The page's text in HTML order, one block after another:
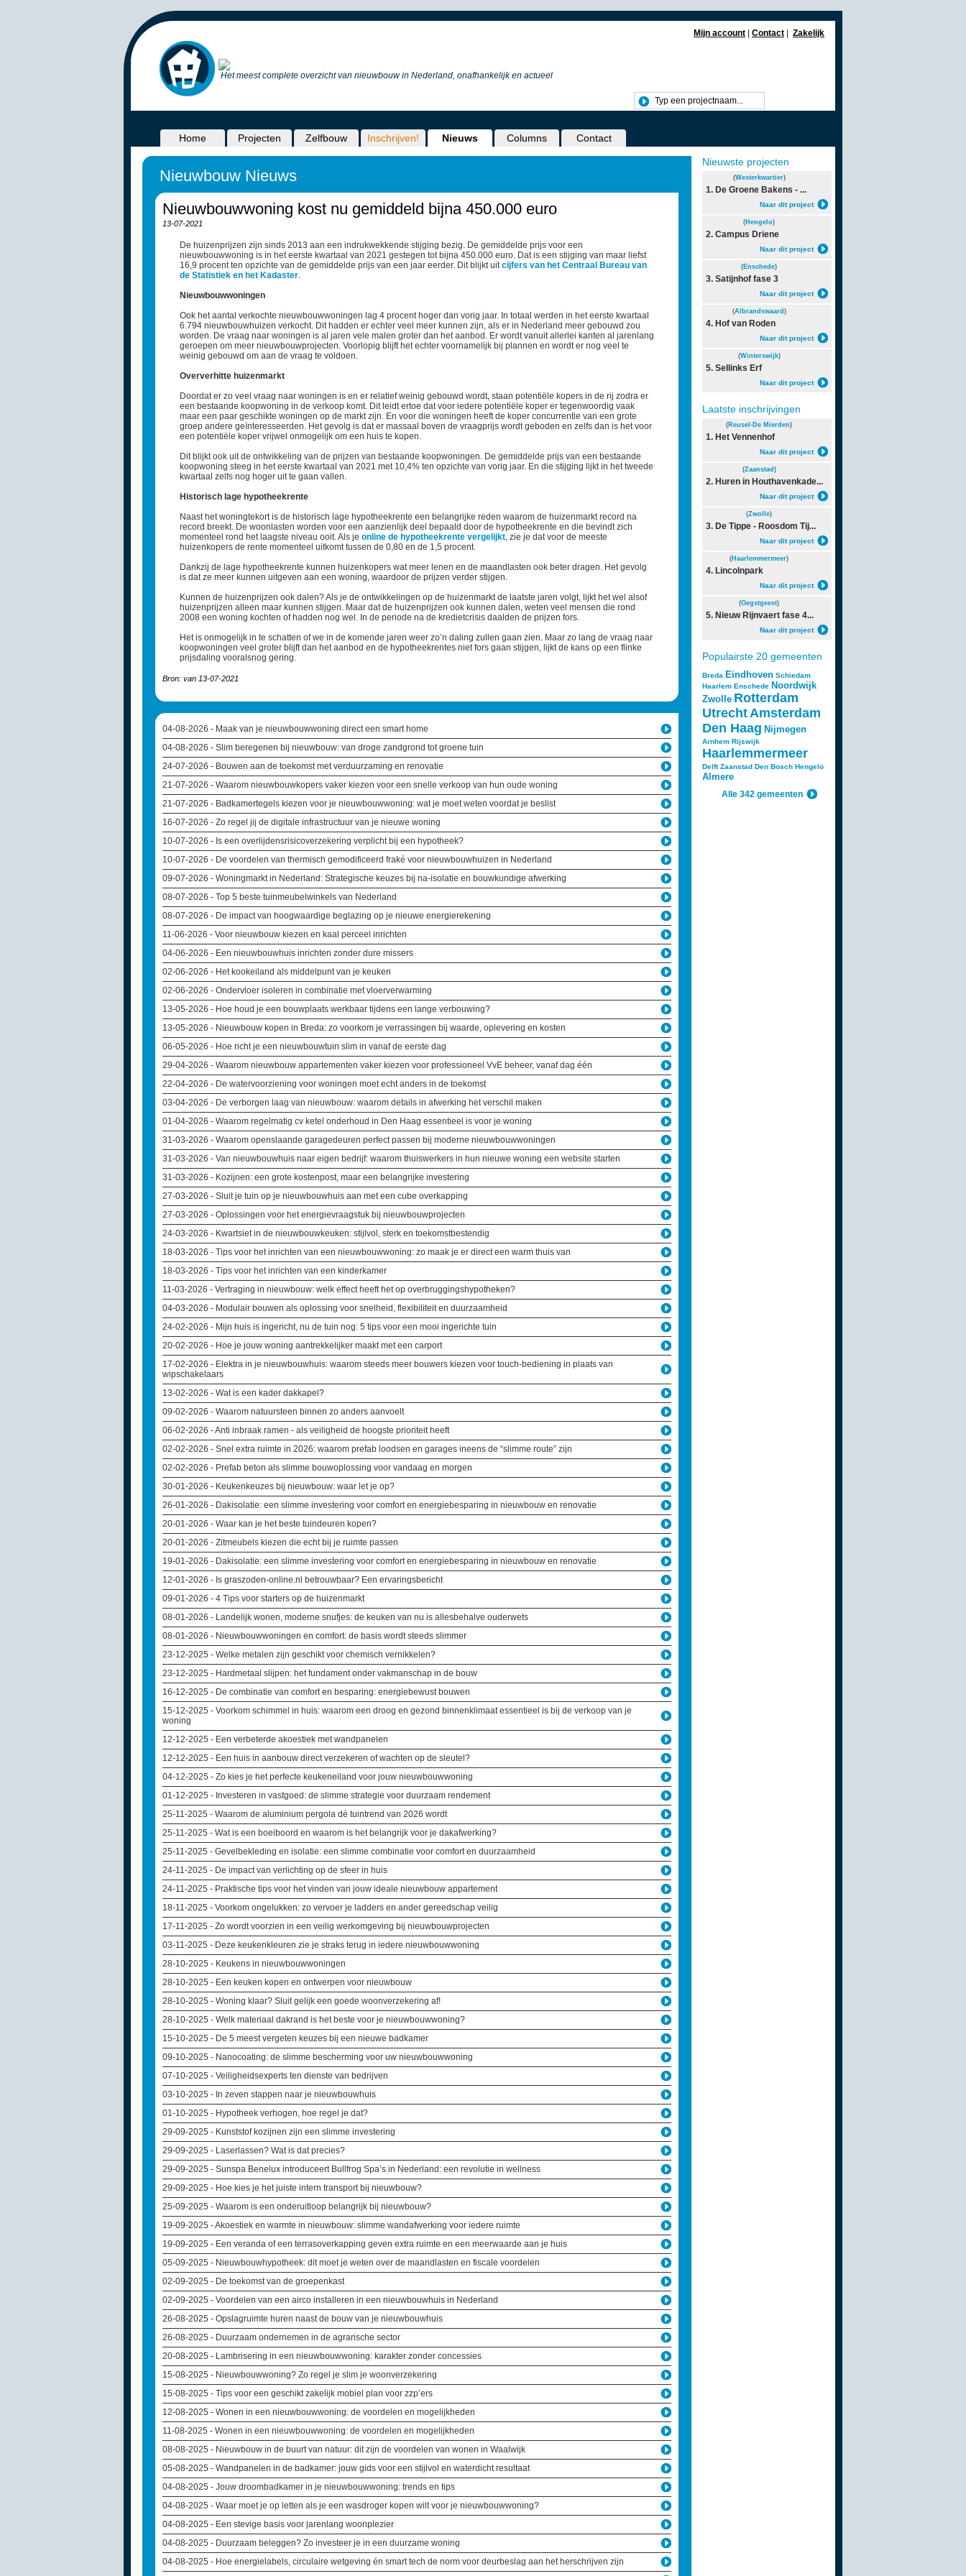
Mijn account Contact Zakelijk
Het meest complete overzicht van nieuwbouw in Nederland, onafhankelijk en actueel
Home Projecten Zelfbouw Inschrijven! Nieuws Columns Contact
Nieuwbouw Nieuws
Nieuwbouwwoning kost nu gemiddeld bijna 450.000 euro
13-07-2021
De huizenprijzen zijn sinds 2013 aan een indrukwekkende stijging bezig. De gemiddelde prijs voor een
nieuwbouwwoning is in het eerste kwartaal van 2021 gestegen tot bijna 450.000 euro. Dat is een stijging van maar liefst
16,9 procent ten opzichte van de gemiddelde prijs van een jaar eerder. Dit blijkt uitcijfers van het Centraal Bureau van
de Statistiek en het Kadaster.
Nieuwbouwwoningen
Ook het aantal verkochte nieuwbouwwoningen lag 4 procent hoger dan vorig jaar. In totaal werden in het eerste kwartaal
6.794 nieuwbouwhuizen verkocht. Dit hadden er echter veel meer kunnen zijn, als er in Nederland meer gebouwd zou
worden. De vraag naar woningen is al jaren vele malen groter dan het aanbod. Er wordt vanuit allerlei kanten al jarenlang
geroepen om meer nieuwbouwprojecten. Voorlopig blijft het echter voornamelijk bij plannen en wordt er nog veel te
weinig gebouwd om aan de vraag te voldoen.
Oververhitte huizenmarkt
Doordat er zo veel vraag naar woningen is en er relatief weinig gebouwd wordt, staan potentiële kopers in de rij zodra er
een bestaande koopwoning in de verkoop komt. Dit leidt ertoe dat voor iedere potentiële koper er tegenwoordig vaak
maar een paar geschikte woningen op de markt zijn. En voor die woningen heeft de koper concurrentie van een grote
groep andere geïnteresseerden. Het gevolg is dat er massaal boven de vraagprijs wordt geboden en zelfs dan is het voor
een potentiële koper vrijwel onmogelijk om een huis te kopen.
Dit blijkt ook uit de ontwikkeling van de prijzen van bestaande koopwoningen. De gemiddelde prijs van een bestaande
koopwoning steeg in het eerste kwartaal van 2021 met 10,4% ten opzichte van vorig jaar. En die stijging lijkt in het tweede
kwartaal zelfs nog hoger uit te gaan vallen.
Historisch lage hypotheekrente
Naast het woningtekort is de historisch lage hypotheekrente een belangrijke reden waarom de huizenmarkt record na
record breekt. De woonlasten worden voor een aanzienlijk deel bepaald door de hypotheekrente en die bevindt zich
momenteel rond het laagste niveau ooit. Als je online de hypotheekrente vergelijkt, zie je dat voor de meeste
huizenkopers de rente momenteel uitkomt tussen de 0,80 en de 1,5 procent.
Dankzij de lage hypotheekrente kunnen huizenkopers wat meer lenen en de maandlasten ook beter dragen. Het gevolg
is dat ze meer kunnen uitgeven aan een woning, waardoor de prijzen verder stijgen.
Kunnen de huizenprijzen ook dalen? Als je de ontwikkelingen op de huizenmarkt de laatste jaren volgt, lijkt het wel alsof
huizenprijzen alleen maar kunnen stijgen. Maar dat de huizenprijzen ook kunnen dalen, weten veel mensen die rond
2008 een woning kochten of hadden nog wel. In de periode na de kredietcrisis daalden de prijzen fors.
Het is onmogelijk in te schatten of we in de komende jaren weer zo’n daling zullen gaan zien. Maar zo lang de vraag naar
koopwoningen veel groter blijft dan het aanbod en de hypotheekrentes niet fors gaan stijgen, lijkt de kans op een flinke
prijsdaling vooralsnog gering.
Bron: van 13-07-2021
04-08-2026 - Maak van je nieuwbouwwoning direct een smart home
04-08-2026 - Slim beregenen bij nieuwbouw: van droge zandgrond tot groene tuin
24-07-2026 - Bouwen aan de toekomst met verduurzaming en renovatie
21-07-2026 - Waarom nieuwbouwkopers vaker kiezen voor een snelle verkoop van hun oude woning
21-07-2026 - Badkamertegels kiezen voor je nieuwbouwwoning: wat je moet weten voordat je beslist
16-07-2026 - Zo regel jij de digitale infrastructuur van je nieuwe woning
10-07-2026 - Is een overlijdensrisicoverzekering verplicht bij een hypotheek?
10-07-2026 - De voordelen van thermisch gemodificeerd fraké voor nieuwbouwhuizen in Nederland
09-07-2026 - Woningmarkt in Nederland: Strategische keuzes bij na-isolatie en bouwkundige afwerking
08-07-2026 - Top 5 beste tuinmeubelwinkels van Nederland
08-07-2026 - De impact van hoogwaardige beglazing op je nieuwe energierekening
11-06-2026 - Voor nieuwbouw kiezen en kaal perceel inrichten
04-06-2026 - Een nieuwbouwhuis inrichten zonder dure missers
02-06-2026 - Het kookeiland als middelpunt van je keuken
02-06-2026 - Ondervloer isoleren in combinatie met vloerverwarming
13-05-2026 - Hoe houd je een bouwplaats werkbaar tijdens een lange verbouwing?
13-05-2026 - Nieuwbouw kopen in Breda: zo voorkom je verrassingen bij waarde, oplevering en kosten
06-05-2026 - Hoe richt je een nieuwbouwtuin slim in vanaf de eerste dag
29-04-2026 - Waarom nieuwbouw appartementen vaker kiezen voor professioneel VvE beheer, vanaf dag één
22-04-2026 - De watervoorziening voor woningen moet echt anders in de toekomst
03-04-2026 - De verborgen laag van nieuwbouw: waarom details in afwerking het verschil maken
01-04-2026 - Waarom regelmatig cv ketel onderhoud in Den Haag essentieel is voor je woning
31-03-2026 - Waarom openslaande garagedeuren perfect passen bij moderne nieuwbouwwoningen
31-03-2026 - Van nieuwbouwhuis naar eigen bedrijf: waarom thuiswerkers in hun nieuwe woning een website starten
31-03-2026 - Kozijnen: een grote kostenpost, maar een belangrijke investering
27-03-2026 - Sluit je tuin op je nieuwbouwhuis aan met een cube overkapping
27-03-2026 - Oplossingen voor het energievraagstuk bij nieuwbouwprojecten
24-03-2026 - Kwartsiet in de nieuwbouwkeuken: stijlvol, sterk en toekomstbestendig
18-03-2026 - Tips voor het inrichten van een nieuwbouwwoning: zo maak je er direct een warm thuis van
18-03-2026 - Tips voor het inrichten van een kinderkamer
11-03-2026 - Vertraging in nieuwbouw: welk effect heeft het op overbruggingshypotheken?
04-03-2026 - Modulair bouwen als oplossing voor snelheid, flexibiliteit en duurzaamheid
24-02-2026 - Mijn huis is ingericht, nu de tuin nog: 5 tips voor een mooi ingerichte tuin
20-02-2026 - Hoe je jouw woning aantrekkelijker maakt met een carport
17-02-2026 - Elektra in je nieuwbouwhuis: waarom steeds meer bouwers kiezen voor touch-bediening in plaats van
wipschakelaars
13-02-2026 - Wat is een kader dakkapel?
09-02-2026 - Waarom natuursteen binnen zo anders aanvoelt
06-02-2026 - Anti inbraak ramen - als veiligheid de hoogste prioriteit heeft
02-02-2026 - Snel extra ruimte in 2026: waarom prefab loodsen en garages ineens de “slimme route” zijn
02-02-2026 - Prefab beton als slimme bouwoplossing voor vandaag en morgen
30-01-2026 - Keukenkeuzes bij nieuwbouw: waar let je op?
26-01-2026 - Dakisolatie: een slimme investering voor comfort en energiebesparing in nieuwbouw en renovatie
20-01-2026 - Waar kan je het beste tuindeuren kopen?
20-01-2026 - Zitmeubels kiezen die echt bij je ruimte passen
19-01-2026 - Dakisolatie: een slimme investering voor comfort en energiebesparing in nieuwbouw en renovatie
12-01-2026 - Is graszoden-online.nl betrouwbaar? Een ervaringsbericht
09-01-2026 - 4 Tips voor starters op de huizenmarkt
08-01-2026 - Landelijk wonen, moderne snufjes: de keuken van nu is allesbehalve ouderwets
08-01-2026 - Nieuwbouwwoningen en comfort: de basis wordt steeds slimmer
23-12-2025 - Welke metalen zijn geschikt voor chemisch vernikkelen?
23-12-2025 - Hardmetaal slijpen: het fundament onder vakmanschap in de bouw
16-12-2025 - De combinatie van comfort en besparing: energiebewust bouwen
15-12-2025 - Voorkom schimmel in huis: waarom een droog en gezond binnenklimaat essentieel is bij de verkoop van je
woning
12-12-2025 - Een verbeterde akoestiek met wandpanelen
12-12-2025 - Een huis in aanbouw direct verzekeren of wachten op de sleutel?
04-12-2025 - Zo kies je het perfecte keukeneiland voor jouw nieuwbouwwoning
01-12-2025 - Investeren in vastgoed: de slimme strategie voor duurzaam rendement
25-11-2025 - Waarom de aluminium pergola dé tuintrend van 2026 wordt
25-11-2025 - Wat is een boeiboord en waarom is het belangrijk voor je dakafwerking?
25-11-2025 - Gevelbekleding en isolatie: een slimme combinatie voor comfort en duurzaamheid
24-11-2025 - De impact van verlichting op de sfeer in huis
24-11-2025 - Praktische tips voor het vinden van jouw ideale nieuwbouw appartement
18-11-2025 - Voorkom ongelukken: zo vervoer je ladders en ander gereedschap veilig
17-11-2025 - Zo wordt voorzien in een veilig werkomgeving bij nieuwbouwprojecten
03-11-2025 - Deze keukenkleuren zie je straks terug in iedere nieuwbouwwoning
28-10-2025 - Keukens in nieuwbouwwoningen
28-10-2025 - Een keuken kopen en ontwerpen voor nieuwbouw
28-10-2025 - Woning klaar? Sluit gelijk een goede woonverzekering af!
28-10-2025 - Welk materiaal dakrand is het beste voor je nieuwbouwwoning?
15-10-2025 - De 5 meest vergeten keuzes bij een nieuwe badkamer
09-10-2025 - Nanocoating: de slimme bescherming voor uw nieuwbouwwoning
07-10-2025 - Veiligheidsexperts ten dienste van bedrijven
03-10-2025 - In zeven stappen naar je nieuwbouwhuis
01-10-2025 - Hypotheek verhogen, hoe regel je dat?
29-09-2025 - Kunststof kozijnen zijn een slimme investering
29-09-2025 - Laserlassen? Wat is dat precies?
29-09-2025 - Sunspa Benelux introduceert Bullfrog Spa’s in Nederland: een revolutie in wellness
29-09-2025 - Hoe kies je het juiste intern transport bij nieuwbouw?
25-09-2025 - Waarom is een onderuitloop belangrijk bij nieuwbouw?
19-09-2025 - Akoestiek en warmte in nieuwbouw: slimme wandafwerking voor iedere ruimte
19-09-2025 - Een veranda of een terrasoverkapping geven extra ruimte en een meerwaarde aan je huis
05-09-2025 - Nieuwbouwhypotheek: dit moet je weten over de maandlasten en fiscale voordelen
02-09-2025 - De toekomst van de groepenkast
02-09-2025 - Voordelen van een airco installeren in een nieuwbouwhuis in Nederland
26-08-2025 - Opslagruimte huren naast de bouw van je nieuwbouwhuis
26-08-2025 - Duurzaam ondernemen in de agrarische sector
20-08-2025 - Lambrisering in een nieuwbouwwoning: karakter zonder concessies
15-08-2025 - Nieuwbouwwoning? Zo regel je slim je woonverzekering
15-08-2025 - Tips voor een geschikt zakelijk mobiel plan voor zzp’ers
12-08-2025 - Wonen in een nieuwbouwwoning: de voordelen en mogelijkheden
11-08-2025 - Wonen in een nieuwbouwwoning: de voordelen en mogelijkheden
08-08-2025 - Nieuwbouw in de buurt van natuur: dit zijn de voordelen van wonen in Waalwijk
05-08-2025 - Wandpanelen in de badkamer: jouw gids voor een stijlvol en waterdicht resultaat
04-08-2025 - Jouw droombadkamer in je nieuwbouwwoning: trends en tips
04-08-2025 - Waar moet je op letten als je een wasdroger kopen wilt voor je nieuwbouwwoning?
04-08-2025 - Een stevige basis voor jarenlang woonplezier
04-08-2025 - Duurzaam beleggen? Zo investeer je in een duurzame woning
04-08-2025 - Hoe energielabels, circulaire wetgeving én smart tech de norm voor deurbeslag aan het herschrijven zijn
Nieuwste projecten
(Westerkwartier)
1. De Groene Bakens - ...
Naar dit project
( Hengelo)
2. Campus Driene
Naar dit project
( Enschede)
3. Satijnhof fase 3
Naar dit project
(Albrandswaard )
4. Hof van Roden
Naar dit project
(Winterswijk)
5. Sellinks Erf
Naar dit project
Laatste inschrijvingen
( Reusel-De Mierden)
1. Het Vennenhof
Naar dit project
(Zaanstad )
2. Huren in Houthavenkade...
Naar dit project
(Zwolle)
3. De Tippe - Roosdom Tij...
Naar dit project
( Haarlemmermeer)
4. Lincolnpark
Naar dit project
(Oegstgeest)
5. Nieuw Rijnvaert fase 4...
Naar dit project
Populairste 20 gemeenten
Breda Eindhoven Schiedam
Haarlem Enschede Noordwijk
Zwolle Rotterdam
UtrechtAmsterdam
Den Haag Nijmegen
Arnhem Rijswijk
Haarlemmermeer
Delft Zaanstad Den Bosch Hengelo
Almere
Alle 342 gemeenten